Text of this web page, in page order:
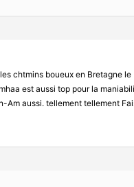
chtmins boueux en Bretagne
est aussi top pour la
Am aussi. tellement tellement